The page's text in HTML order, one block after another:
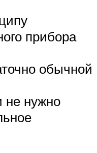
прибора
обычной
не нужно